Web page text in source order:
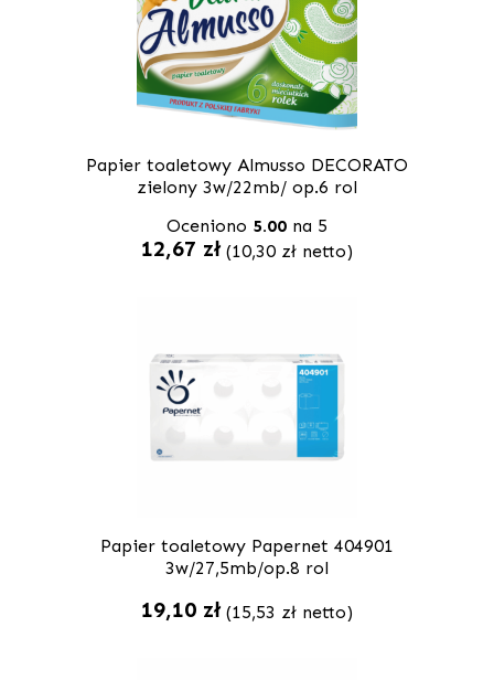
Papier toaletowy Almusso DECORATO
zielony 3w/22mb/ op.6 rol
Oceniono 5.00 na 5
12,67 zł (10,30 zł netto)
Papier toaletowy Papernet 404901
3w/27,5mb/op.8 rol
19,10 zł (15,53 zł netto)